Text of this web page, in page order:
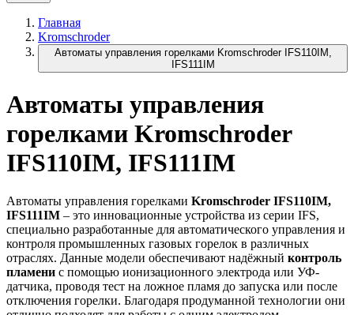
Главная
Kromschroder
Автоматы управления горелками Kromschroder IFS110IM,
IFS111IM
Автоматы управления
горелками Kromschroder
IFS110IM, IFS111IM
Автоматы управления горелками Kromschroder IFS110IM,
IFS111IM – это инновационные устройства из серии IFS,
специально разработанные для автоматического управления и
контроля промышленных газовых горелок в различных
отраслях. Данные модели обеспечивают надёжный контроль
пламени с помощью ионизационного электрода или УФ-
датчика, проводя тест на ложное пламя до запуска или после
отключения горелки. Благодаря продуманной технологии они